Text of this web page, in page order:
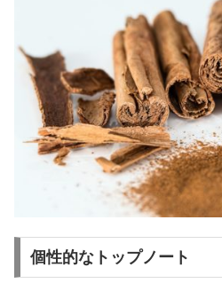
個性的なトップノート